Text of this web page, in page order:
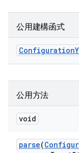
公用建構函式
Configuration
公用方法
void
parse(